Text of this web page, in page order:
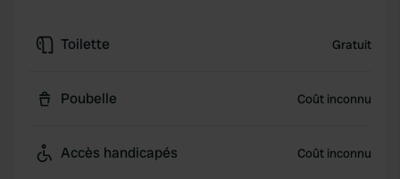
Toilette Gratuit
Poubelle Coût inconnu
Accès handicapés Coût inconnu